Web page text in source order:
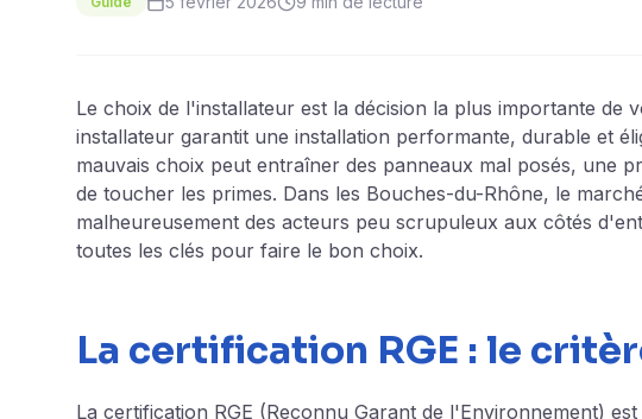
Le choix de l'installateur est la décision la plus importante de
installateur garantit une installation performante, durable et
mauvais choix peut entraîner des panneaux mal posés, une
de toucher les primes. Dans les Bouches-du-Rhône, le
malheureusement des acteurs peu scrupuleux aux côtés
toutes les clés pour faire le bon choix.
La certification RGE : le
La certification RGE (Reconnu Garant de l'Environnement)